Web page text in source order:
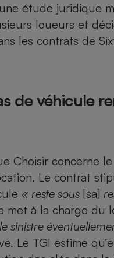
étude juridique
loueurs et
les contrats de
de véhicule
Choisir concerne
Le contrat
« reste sous [sa]
à la charge du
sinistre
Le TGI estime
Foie gras
- Comment choisir une
champagne
Banque en ligne
ligne
Lave-vaisselle
Ordinateur portable
Poêle à granulés
Crème solaire